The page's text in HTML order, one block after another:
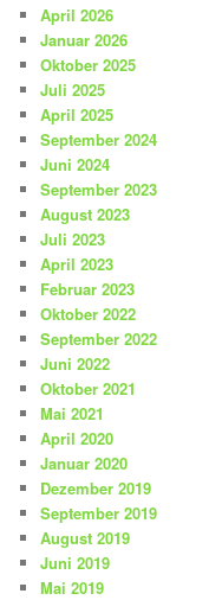
April 2026
Januar 2026
Oktober 2025
Juli 2025
April 2025
September 2024
Juni 2024
September 2023
August 2023
Juli 2023
April 2023
Februar 2023
Oktober 2022
September 2022
Juni 2022
Oktober 2021
Mai 2021
April 2020
Januar 2020
Dezember 2019
September 2019
August 2019
Juni 2019
Mai 2019